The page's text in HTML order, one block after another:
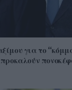
για το